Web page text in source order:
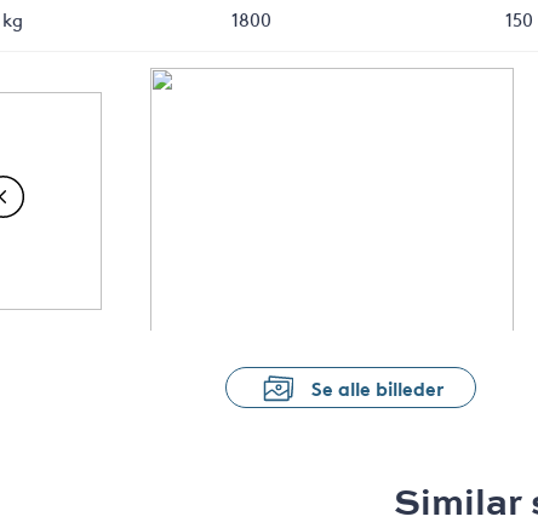
1800
150
Se alle billeder
Similar